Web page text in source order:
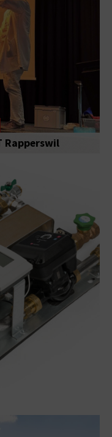
Rapperswil